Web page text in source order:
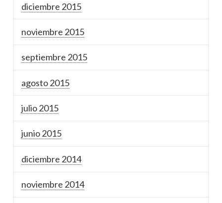
diciembre 2015
noviembre 2015
septiembre 2015
agosto 2015
julio 2015
junio 2015
diciembre 2014
noviembre 2014